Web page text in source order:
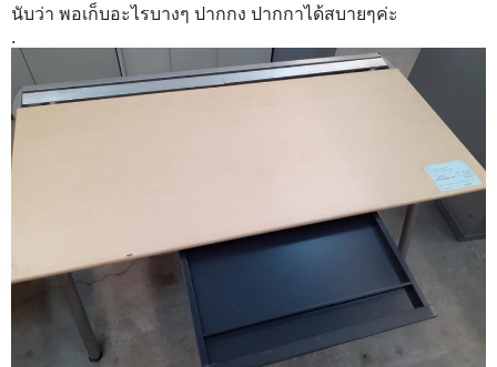
นับว่า พอเก็บอะไรบางๆ ปากกง ปากกาได้สบายๆค่ะ
.